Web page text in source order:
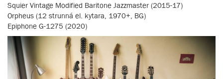
Squier Vintage Modified Baritone Jazzmaster (2015-17)
Orpheus (12 strunná el. kytara, 1970+, BG)
Epiphone G-1275 (2020)